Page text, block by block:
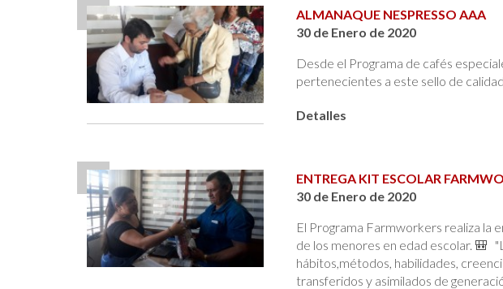
ALMANAQUE NESPRESSO AAA
30 de Enero de 2020
Desde el Programa de cafés
pertenecientes a este sello de
Detalles
ENTREGA KIT ESCOLAR
30 de Enero de 2020
El Programa Farmworkers realiza la
de los menores en edad escolar. 🎒
hábitos,métodos, habilidades,
transferidos y asimilados de